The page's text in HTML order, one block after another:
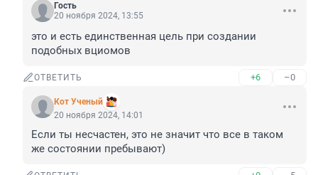
Гость
20 ноября 2024, 13:55
это и есть единственная цель при создании
подобных вциомов
ОТВЕТИТЬ +6 –0
Кот Ученый
20 ноября 2024, 14:01
Если ты несчастен, это не значит что все в таком
же состоянии пребывают)